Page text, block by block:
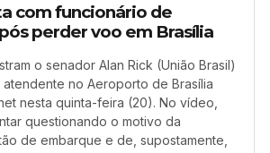
com funcionário de
perder voo em Brasília
o senador Alan Rick (União Brasil)
atendente no Aeroporto de Brasília
nesta quinta-feira (20). No vídeo,
questionando o motivo da
de embarque e de, supostamente,